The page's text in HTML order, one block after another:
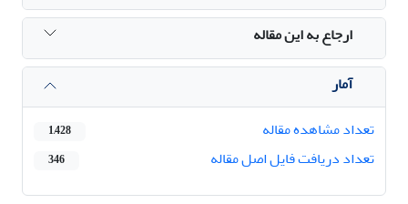
ارجاع به این مقاله
آمار
تعداد مشاهده مقاله
1,428
تعداد دریافت فایل اصل مقاله 346